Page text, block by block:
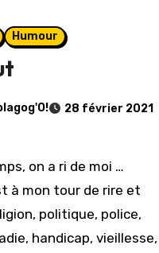
Humour
28 février 2021
à mon tour de rire et
politique, police,
handicap, vieillesse,